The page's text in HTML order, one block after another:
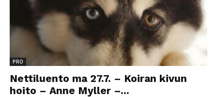
PRO
Nettiluento ma 27.7. – Koiran kivun
hoito – Anne Myller –...